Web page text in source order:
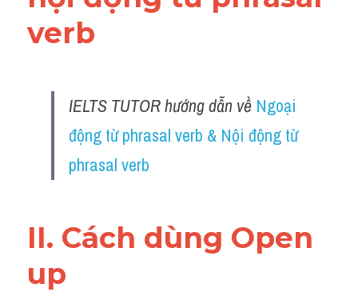
Speaking
Reading
Vocabulary
verb
IELTS TUTOR hướng dẫn về Ngoại
động từ phrasal verb & Nội động từ
phrasal verb
II. Cách dùng Open
up